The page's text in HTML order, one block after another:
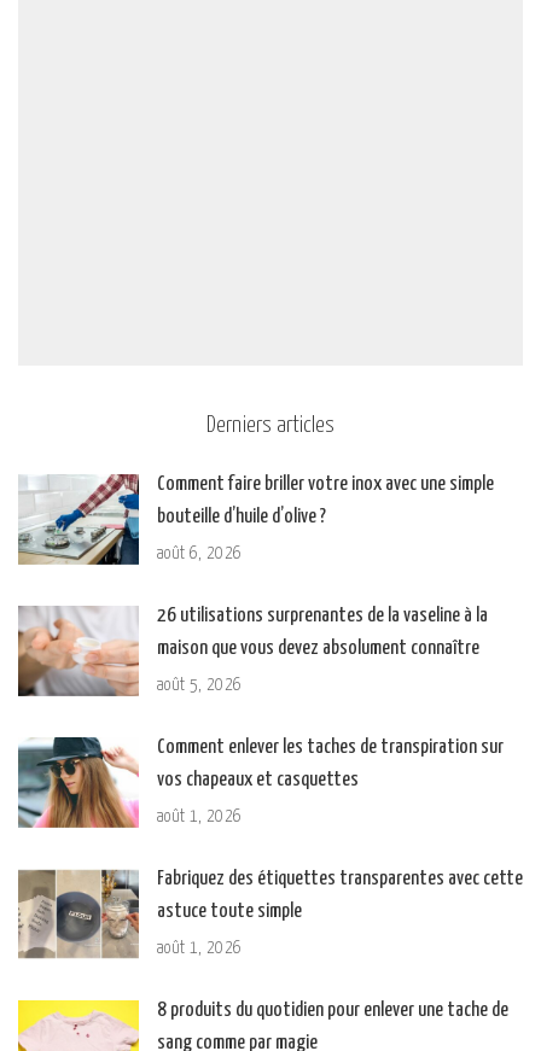
Derniers articles
Comment faire briller votre inox avec une simple
bouteille d’huile d’olive ?
août 6, 2026
26 utilisations surprenantes de la vaseline à la
maison que vous devez absolument connaître
août 5, 2026
Comment enlever les taches de transpiration sur
vos chapeaux et casquettes
août 1, 2026
Fabriquez des étiquettes transparentes avec cette
astuce toute simple
août 1, 2026
8 produits du quotidien pour enlever une tache de
sang comme par magie